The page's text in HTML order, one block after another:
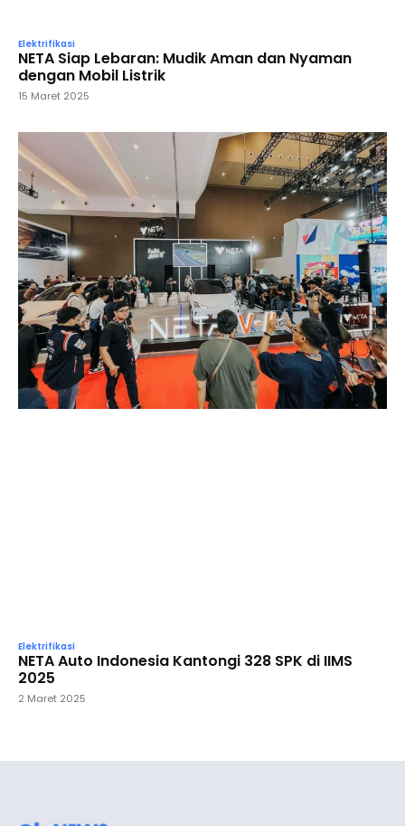
Elektrifikasi
NETA Siap Lebaran: Mudik Aman dan Nyaman
dengan Mobil Listrik
15 Maret 2025
Elektrifikasi
NETA Auto Indonesia Kantongi 328 SPK di IIMS
2025
2 Maret 2025